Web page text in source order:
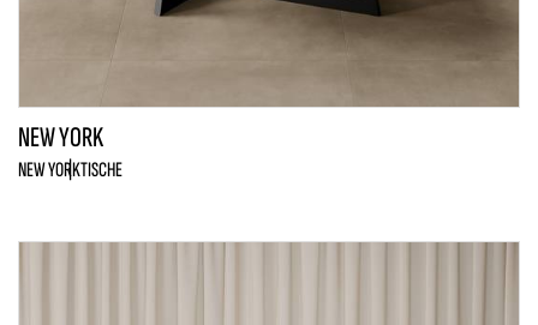
NEW YORK
NEW YORKTISCHE